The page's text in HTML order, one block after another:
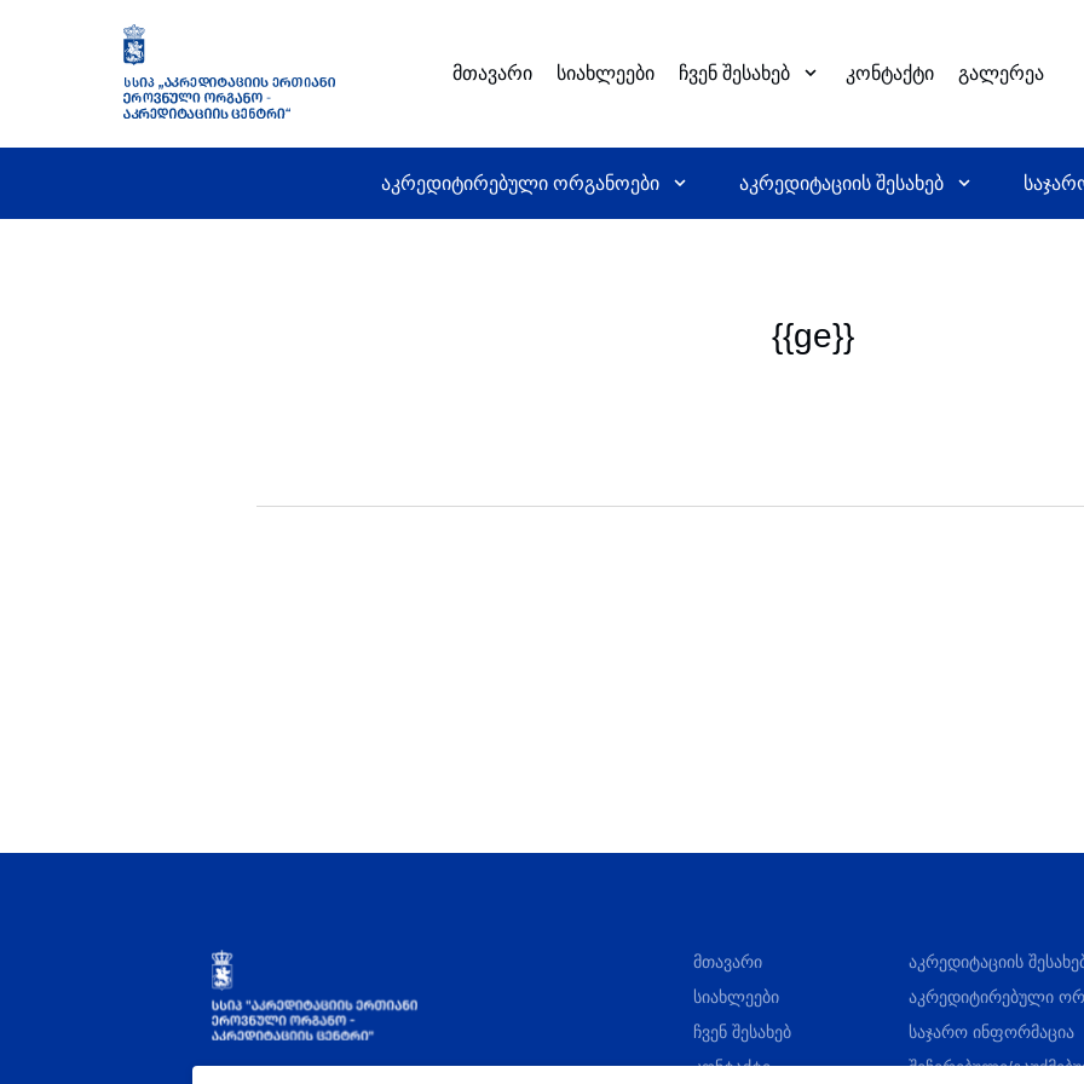
მთავარი სიახლეები ჩვენ შესახებ კონტაქტი გალერეა
აკრედიტირებული ორგანოები აკრედიტაციის შესახებ
{{ge}}
მთავარი
სიახლეები
ჩვენ შესახებ
კონტაქტი
აკრედიტაციის
აკრედიტირებული
საჯარო ინფორმაცია
შეჩერებული/